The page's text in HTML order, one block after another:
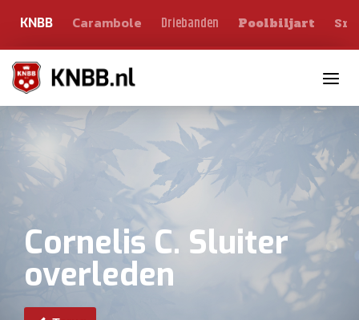
KNBB Carambole Driebanden Poolbiljart
Cornelis C. Sluiter
overleden